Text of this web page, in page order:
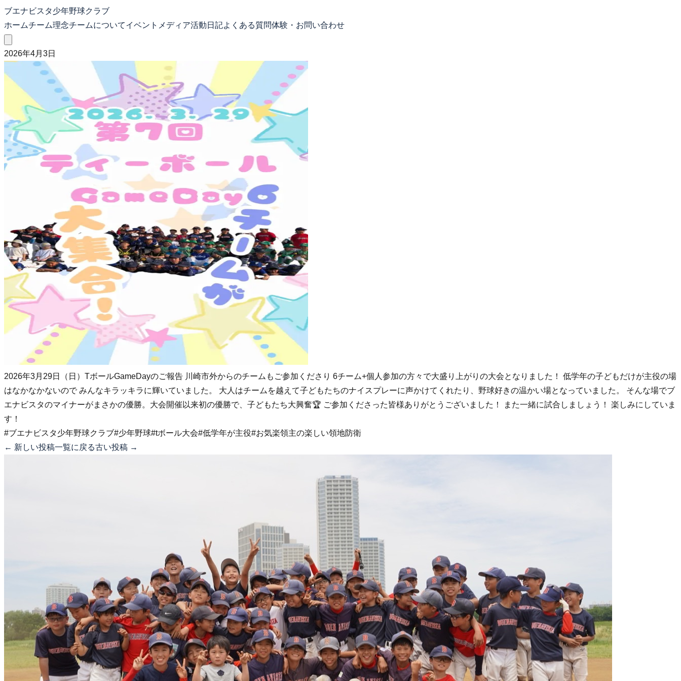
ブエナビスタ少年野球クラブ
ホームチーム理念チームについてイベント メディア活動日記よくある質問体験・お問い合わせ
2026年4月3日
2026年3月29日（日）TボールGameDayのご報告 川崎市外からのチームもご参加くださり 6チーム+個人参加の方々で大盛り上がりの大会となりました！ 低学年の子どもだけが主役の場
はなかなかないので みんなキラッキラに輝いていました。 大人はチームを越えて子どもたちのナイスプレーに声かけてくれたり、野球好きの温かい場となっていました。 そんな場でブ
エナビスタのマイナーがまさかの優勝。大会開催以来初の優勝で、子どもたち大興奮🏆️ ご参加くださった皆様ありがとうございました！ また一緒に試合しましょう！ 楽しみにしていま
す！
#ブエナビスタ少年野球クラブ#少年野球#tボール大会#低学年が主役#お気楽領主の楽しい領地防衛
← 新しい投稿一覧に戻る古い投稿 →